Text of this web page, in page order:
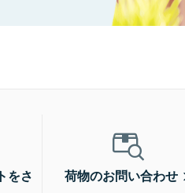
をさ
荷物のお問い合わせ